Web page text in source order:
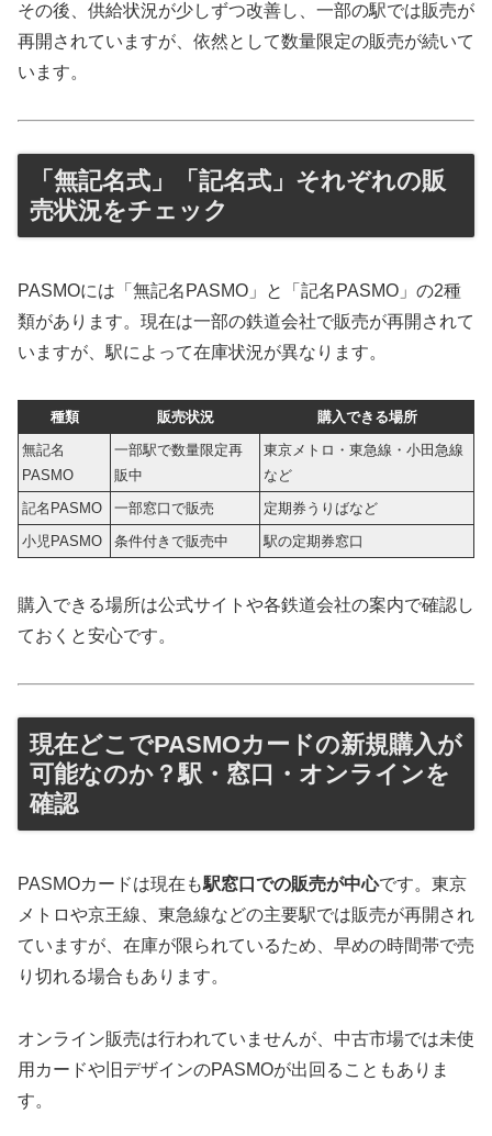
その後、供給状況が少しずつ改善し、一部の駅では販売が
再開されていますが、依然として数量限定の販売が続いて
います。
「無記名式」「記名式」それぞれの販
売状況をチェック
PASMOには「無記名PASMO」と「記名PASMO」の2種
類があります。現在は一部の鉄道会社で販売が再開されて
いますが、駅によって在庫状況が異なります。
種類 販売状況
購入できる場所
無記名
PASMO
一部駅で数量限定再
販中
東京メトロ・東急線・小田急線
など
記名PASMO
一部窓口で販売
定期券うりばなど
小児PASMO
条件付きで販売中 駅の定期券窓口
購入できる場所は公式サイトや各鉄道会社の案内で確認し
ておくと安心です。
現在どこでPASMOカードの新規購入が
可能なのか？駅・窓口・オンラインを
確認
PASMOカードは現在も駅窓口での販売が中心です。東京
メトロや京王線、東急線などの主要駅では販売が再開され
ていますが、在庫が限られているため、早めの時間帯で売
り切れる場合もあります。
オンライン販売は行われていませんが、中古市場では未使
用カードや旧デザインのPASMOが出回ることもありま
す。